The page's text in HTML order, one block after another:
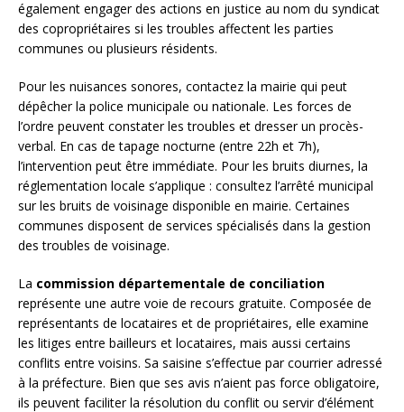
également engager des actions en justice au nom du syndicat
des copropriétaires si les troubles affectent les parties
communes ou plusieurs résidents.
Pour les nuisances sonores, contactez la mairie qui peut
dépêcher la police municipale ou nationale. Les forces de
l’ordre peuvent constater les troubles et dresser un procès-
verbal. En cas de tapage nocturne (entre 22h et 7h),
l’intervention peut être immédiate. Pour les bruits diurnes, la
réglementation locale s’applique : consultez l’arrêté municipal
sur les bruits de voisinage disponible en mairie. Certaines
communes disposent de services spécialisés dans la gestion
des troubles de voisinage.
La commission départementale de conciliation
représente une autre voie de recours gratuite. Composée de
représentants de locataires et de propriétaires, elle examine
les litiges entre bailleurs et locataires, mais aussi certains
conflits entre voisins. Sa saisine s’effectue par courrier adressé
à la préfecture. Bien que ses avis n’aient pas force obligatoire,
ils peuvent faciliter la résolution du conflit ou servir d’élément